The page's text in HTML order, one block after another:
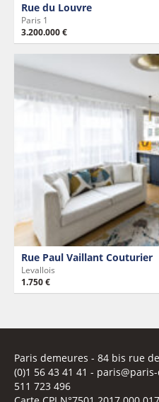
Rue du Louvre
Paris 1
3.200.000 €
Rue Paul Vaillant Couturier
Levallois
1.750 €
Paris demeures - 84 bis rue
(0)1 56 43 41 41 -
511 723 496